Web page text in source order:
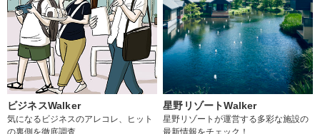
ビジネスWalker
気になるビジネスのアレコレ、ヒット
星野リゾートWalker
星野リゾートが運営する多彩な施設の